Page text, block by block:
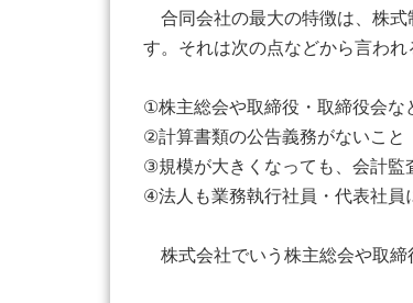
合同会社の最大の特徴は、株式
す。それは次の点などから言われ
①株主総会や取締役・取締役会な
②計算書類の公告義務がないこと
③規模が大きくなっても、会計監
④法人も業務執行社員・代表社員
株式会社でいう株主総会や取締